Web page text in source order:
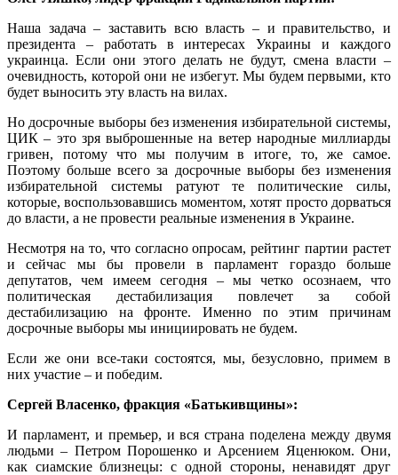
Наша задача – заставить всю власть – и правительство, и
президента – работать в интересах Украины и каждого
украинца. Если они этого делать не будут, смена власти –
очевидность, которой они не избегут. Мы будем первыми, кто
будет выносить эту власть на вилах.
Но досрочные выборы без изменения избирательной системы,
ЦИК – это зря выброшенные на ветер народные миллиарды
гривен, потому что мы получим в итоге, то, же самое.
Поэтому больше всего за досрочные выборы без изменения
избирательной системы ратуют те политические силы,
которые, воспользовавшись моментом, хотят просто дорваться
до власти, а не провести реальные изменения в Украине.
Несмотря на то, что согласно опросам, рейтинг партии растет
и сейчас мы бы провели в парламент гораздо больше
депутатов, чем имеем сегодня – мы четко осознаем, что
политическая дестабилизация повлечет за собой
дестабилизацию на фронте. Именно по этим причинам
досрочные выборы мы инициировать не будем.
Если же они все-таки состоятся, мы, безусловно, примем в
них участие – и победим.
Сергей Власенко, фракция «Батькивщины»:
И парламент, и премьер, и вся страна поделена между двумя
людьми – Петром Порошенко и Арсением Яценюком. Они,
как сиамские близнецы: с одной стороны, ненавидят друг